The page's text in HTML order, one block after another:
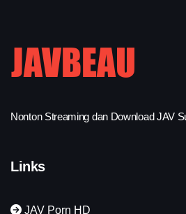
Nonton Streaming dan Download JAV
Links
JAV Porn HD